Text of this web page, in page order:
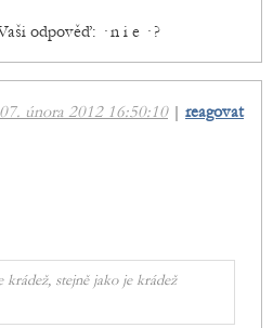
odpověď: · n i e · ?
07. února 2012 16:50:10| reagovat
stejně jako je krádež